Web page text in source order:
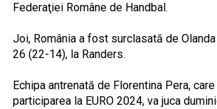
Federaţiei Române de Handbal.
Joi, România a fost surclasată de
26 (22-14), la Randers.
Echipa antrenată de Florentina Pera,
participarea la EURO 2024, va juca